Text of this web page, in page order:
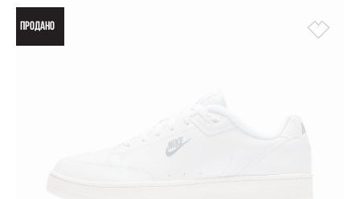
ПРОДАНО